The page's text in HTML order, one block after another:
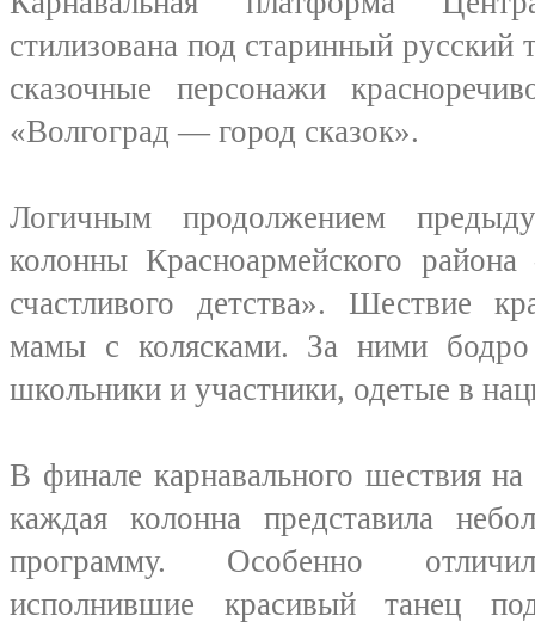
стилизована под старинный
сказочные персонажи
«Волгоград — город сказок».
Логичным продолжением
колонны Красноармейского
счастливого детства». Шествие
мамы с колясками. За ними
школьники и участники, одетые в
В финале карнавального шествия
каждая колонна представила
программу. Особенно
исполнившие красивый танец